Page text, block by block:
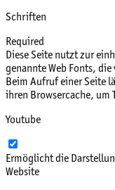
Schriften
Required
Diese Seite nutzt zur
genannte Web Fonts,
Beim Aufruf einer Seite
ihren Browsercache,
Youtube
Ermöglicht die
Website